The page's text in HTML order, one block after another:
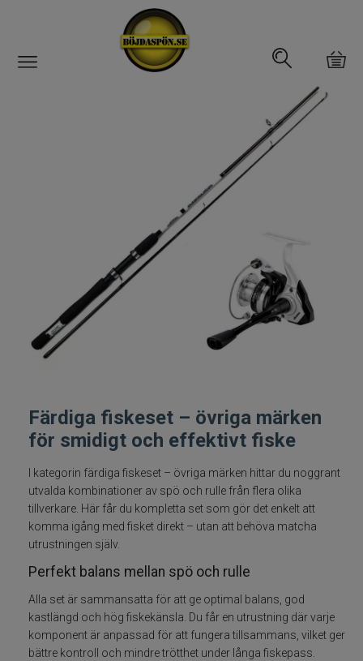
Fiskeset
Fiskeset för gädda
Fiskeset för abborre
Flugfiskeset
Havsfiskeset
Trollingset
Spinnfiskeset
Vertikalset
Färdiga fiskeset – övriga märken
för smidigt och effektivt fiske
I kategorin färdiga fiskeset – övriga märken hittar du noggrant
utvalda kombinationer av spö och rulle från flera olika
tillverkare. Här får du kompletta set som gör det enkelt att
komma igång med fisket direkt – utan att behöva matcha
utrustningen själv.
Perfekt balans mellan spö och rulle
Alla set är sammansatta för att ge optimal balans, god
kastlängd och hög fiskekänsla. Du får en utrustning där varje
komponent är anpassad för att fungera tillsammans, vilket ger
bättre kontroll och mindre trötthet under långa fiskepass.